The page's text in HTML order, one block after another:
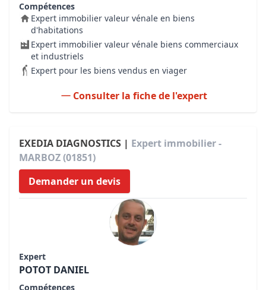
Compétences
Expert immobilier valeur vénale en biens
d'habitations
Expert immobilier valeur vénale biens commerciaux
et industriels
Expert pour les biens vendus en viager
Consulter la fiche de l'expert
EXEDIA DIAGNOSTICS | Expert immobilier -
MARBOZ (01851)
Demander un devis
Expert
POTOT DANIEL
Compétences